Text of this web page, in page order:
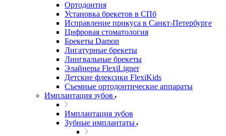
Ортодонтия
Установка брекетов в СПб
Исправление прикуса в Санкт-Петербурге
Цифровая стоматология
Брекеты Damon
Лигатурные брекеты
Лингвальные брекеты
Элайнеры FlexiLigner
Детские флексики FlexiKids
Съемные ортодонтические аппараты
Имплантация зубов
Имплантация зубов
Зубные имплантаты